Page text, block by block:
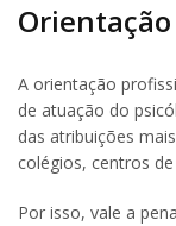
A orientação
de atuação do
das atribuições
colégios, centros
Por isso, vale a